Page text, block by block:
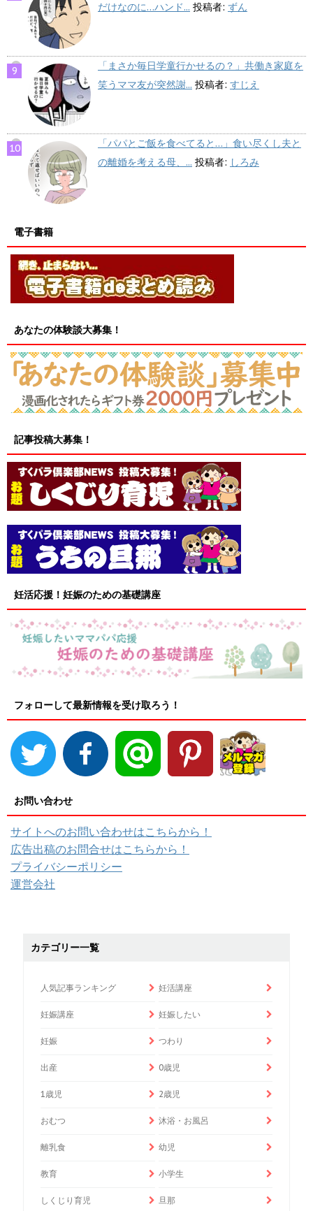
だけなのに…ハンド... 投稿者: ずん
「まさか毎日学童行かせるの？」共働き家庭を
笑うママ友が突然謝... 投稿者: すじえ
「パパとご飯を食べてると…」食い尽くし夫と
の離婚を考える母、... 投稿者: しろみ
電子書籍
あなたの体験談大募集！
記事投稿大募集！
妊活応援！妊娠のための基礎講座
フォローして最新情報を受け取ろう！
お問い合わせ
サイトへのお問い合わせはこちらから！
広告出稿のお問合せはこちらから！
プライバシーポリシー
運営会社
カテゴリー一覧
人気記事ランキング 妊活講座
妊娠講座 妊娠したい
妊娠 つわり
出産 0歳児
1歳児 2歳児
おむつ 沐浴・お風呂
離乳食 幼児
教育 小学生
しくじり育児 旦那